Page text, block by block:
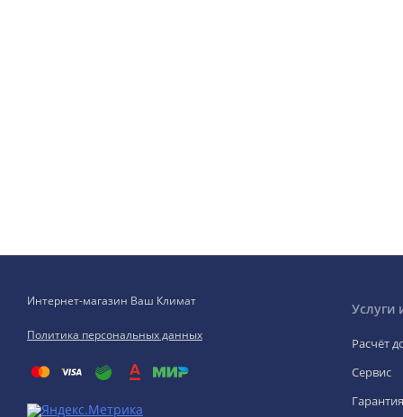
Интернет-магазин Ваш Климат
Политика персональных данных
Услуги
Расчёт
Сервис
Гарантия